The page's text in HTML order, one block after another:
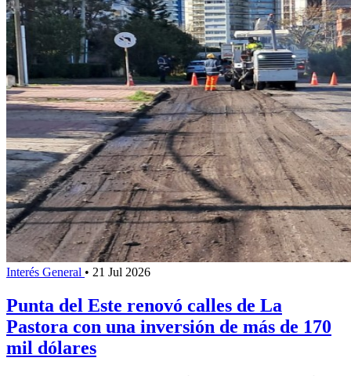
Interés General • 21 Jul 2026
Punta del Este renovó calles de La
Pastora con una inversión de más de 170
mil dólares